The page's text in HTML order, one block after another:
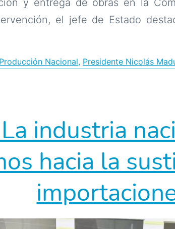
el jefe de Estado
Nacional, Presidente Nicolás
industria
hacia la